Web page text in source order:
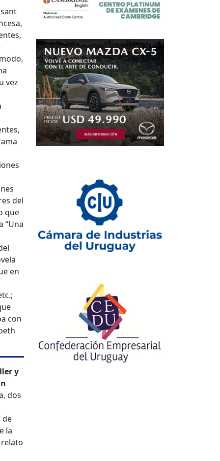
vez
del
que
“Una
en
con
y
dos
de
la